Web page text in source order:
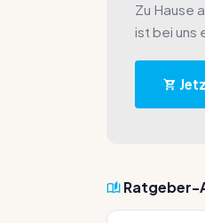
Zu Hause
ist bei uns
Ratgeber-